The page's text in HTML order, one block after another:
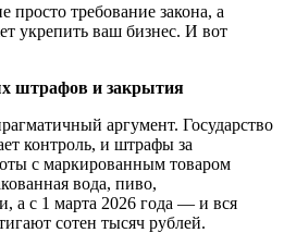
требование закона, а
укрепить ваш бизнес. И вот
штрафов и закрытия
аргумент. Государство
контроль, и штрафы за
с маркированным товаром
вода, пиво,
а с 1 марта 2026 года — и вся
сотен тысяч рублей.